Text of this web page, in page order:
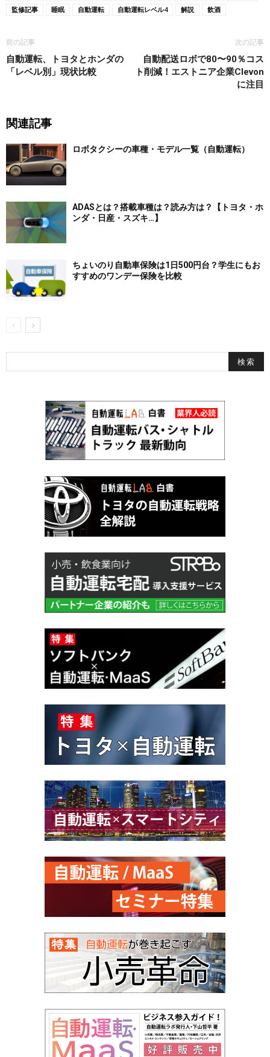
監修記事
睡眠 自動運転 自動運転レベル4 解説 飲酒
前の記事
自動運転、トヨタとホンダの
「レベル別」現状比較
次の記事
自動配送ロボで80〜90％コス
ト削減！エストニア企業Clevon
に注目
関連記事
ロボタクシーの車種・モデル一覧（自動運転）
ADASとは？搭載車種は？読み方は？【トヨタ・ホ
ンダ・日産・スズキ…】
ちょいのり自動車保険は1日500円台？学生にもお
すすめのワンデー保険を比較